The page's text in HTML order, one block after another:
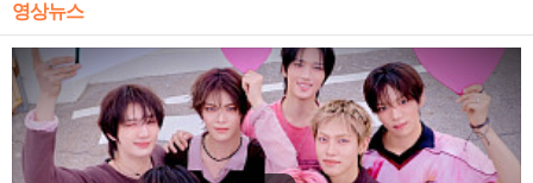
영상뉴스